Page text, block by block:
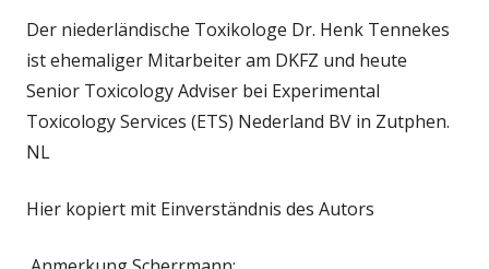
Der niederländische Toxikologe Dr. Henk Tennekes
ist ehemaliger Mitarbeiter am DKFZ und heute
Senior Toxicology Adviser bei Experimental
Toxicology Services (ETS) Nederland BV in Zutphen.
NL
Hier kopiert mit Einverständnis des Autors